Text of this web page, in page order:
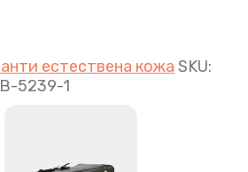
естествена кожа SKU:
5239-1